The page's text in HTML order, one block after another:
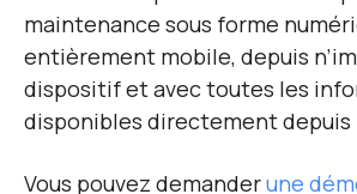
maintenance sous forme
entièrement mobile, depuis
dispositif et avec toutes les
disponibles directement depuis
Vous pouvez demanderune